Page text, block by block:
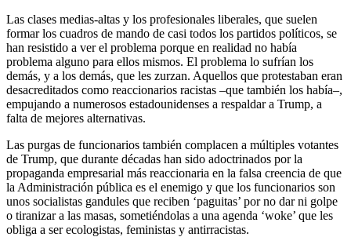
Las clases medias-altas y los profesionales liberales, que suelen
formar los cuadros de mando de casi todos los partidos políticos, se
han resistido a ver el problema porque en realidad no había
problema alguno para ellos mismos. El problema lo sufrían los
demás, y a los demás, que les zurzan. Aquellos que protestaban eran
desacreditados como reaccionarios racistas –que también los había–,
empujando a numerosos estadounidenses a respaldar a Trump, a
falta de mejores alternativas.
Las purgas de funcionarios también complacen a múltiples votantes
de Trump, que durante décadas han sido adoctrinados por la
propaganda empresarial más reaccionaria en la falsa creencia de que
la Administración pública es el enemigo y que los funcionarios son
unos socialistas gandules que reciben ‘paguitas’ por no dar ni golpe
o tiranizar a las masas, sometiéndolas a una agenda ‘woke’ que les
obliga a ser ecologistas, feministas y antirracistas.